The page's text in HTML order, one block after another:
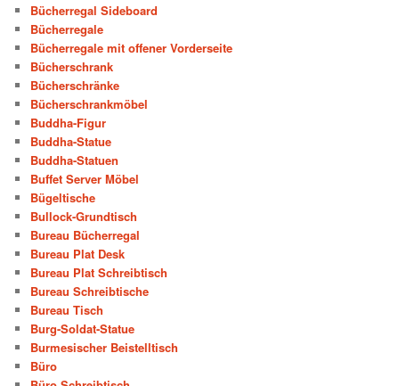
Bücherregal Sideboard
Bücherregale
Bücherregale mit offener Vorderseite
Bücherschrank
Bücherschränke
Bücherschrankmöbel
Buddha-Figur
Buddha-Statue
Buddha-Statuen
Buffet Server Möbel
Bügeltische
Bullock-Grundtisch
Bureau Bücherregal
Bureau Plat Desk
Bureau Plat Schreibtisch
Bureau Schreibtische
Bureau Tisch
Burg-Soldat-Statue
Burmesischer Beistelltisch
Büro